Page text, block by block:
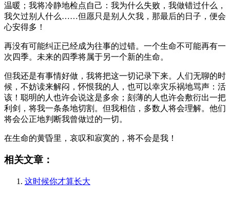
温暖；我将冷静地检点自己：我为什么失败，我做错过什么，
我欠过别人什么……但愿只是别人欠我，那最后的日子，便会
心安得多！
再没有可能纠正已经成为往事的过错。一个生命不可能再有一
次四季。未来的四季将属于另一个新的生命。
但我还是有事情好做，我将把这一切记录下来。人们无聊的时
候，不妨读来解闷，怀恨我的人，也可以幸灾乐祸地骂声：活
该！聪明的人也许会说这是多余；刻薄的人也许会敷衍出一把
利剑，将我一条条地切割。但我相信，多数人将会理解。他们
将会公正地判断我曾做过的一切。
在生命的黄昏里，哀叹和寂寞的，将不会是我！
相关文章：
这时候你才算长大